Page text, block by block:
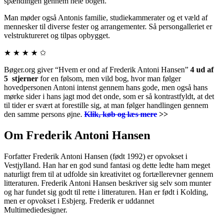
Man møder også Antonis familie, studiekammerater og et væld af
mennesker til diverse fester og arrangementer. Så persongalleriet er
velstruktureret og tilpas opbygget.
★ ★ ★ ★ ✩
Bøger.org giver “Hvem er ond af Frederik Antoni Hansen” 4 ud af
5 stjerner for en følsom, men vild bog, hvor man følger
hovedpersonen Antoni intenst gennem hans gode, men også hans
mørke sider i hans jagt mod det onde, som er så kontrastfyldt, at det
til tider er svært at forestille sig, at man følger handlingen gennem
den samme persons øjne. Klik, køb og læs mere >>
Om Frederik Antoni Hansen
Forfatter Frederik Antoni Hansen (født 1992) er opvokset i
Vestjylland. Han har en god sund fantasi og dette ledte ham meget
naturligt frem til at udfolde sin kreativitet og fortællerevner gennem
litteraturen. Frederik Antoni Hansen beskriver sig selv som munter
og har fundet sig godt til rette i litteraturen. Han er født i Kolding,
men er opvokset i Esbjerg. Frederik er uddannet
Multimediedesigner.